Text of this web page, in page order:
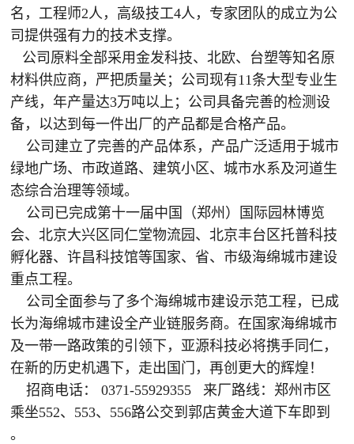
名，工程师2人，高级技工4人，专家团队的成立为公
司提供强有力的技术支撑。
公司原料全部采用金发科技、北欧、台塑等知名原
材料供应商，严把质量关；公司现有11条大型专业生
产线，年产量达3万吨以上；公司具备完善的检测设
备，以达到每一件出厂的产品都是合格产品。
公司建立了完善的产品体系，产品广泛适用于城市
绿地广场、市政道路、建筑小区、城市水系及河道生
态综合治理等领域。
公司已完成第十一届中国（郑州）国际园林博览
会、北京大兴区同仁堂物流园、北京丰台区托普科技
孵化器、许昌科技馆等国家、省、市级海绵城市建设
重点工程。
公司全面参与了多个海绵城市建设示范工程，已成
长为海绵城市建设全产业链服务商。在国家海绵城市
及一带一路政策的引领下，亚源科技必将携手同仁，
在新的历史机遇下，走出国门，再创更大的辉煌！
招商电话： 0371-55929355 来厂路线：郑州市区
乘坐552、553、556路公交到郭店黄金大道下车即到
。